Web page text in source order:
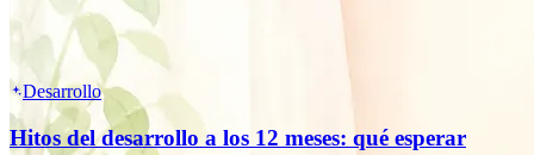
Desarrollo
Hitos del desarrollo a los 12 meses: qué esperar